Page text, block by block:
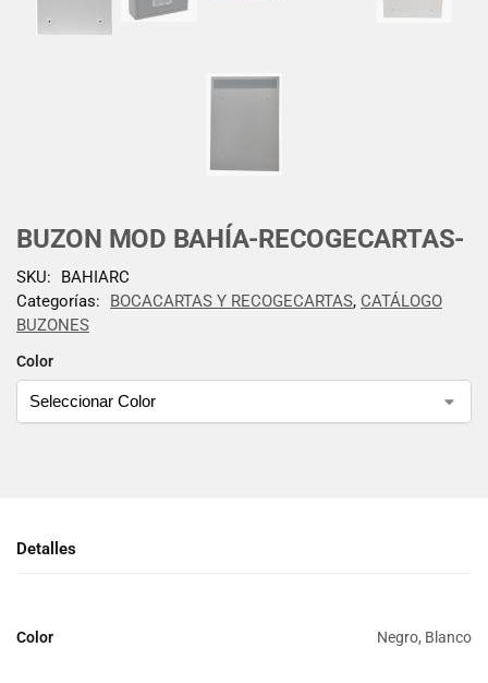
BUZON MOD BAHÍA-RECOGECARTAS-
Color
SKU:
BAHIARC
Categorías:
BOCACARTAS Y RECOGECARTAS, CATÁLOGO
BUZONES
Detalles
Color Negro, Blanco